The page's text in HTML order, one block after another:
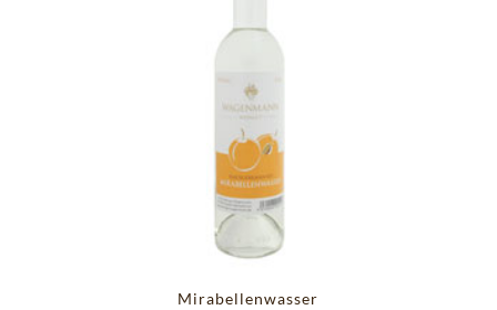
Mirabellenwasser